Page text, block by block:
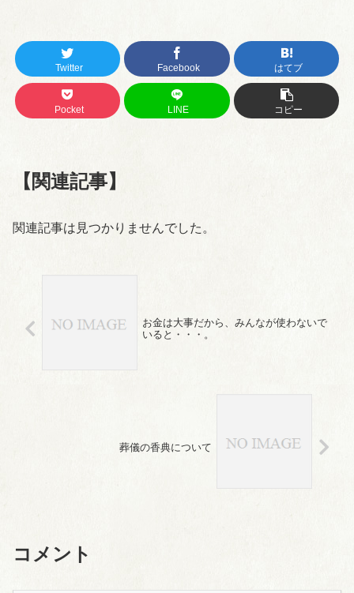
Twitter Facebook はてブ
Pocket LINE コピー
【関連記事】
関連記事は見つかりませんでした。
お金は大事だから、みんなが使わないで
いると・・・。
葬儀の香典について
コメント